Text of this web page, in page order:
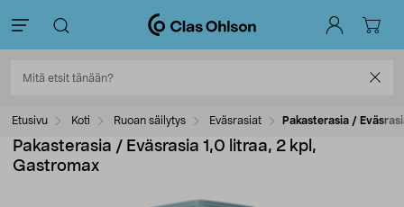
Etusivu Koti Ruoan säilytys Eväsrasiat Pakasterasia /
Pakasterasia / Eväsrasia 1,0 litraa, 2 kpl,
Gastromax